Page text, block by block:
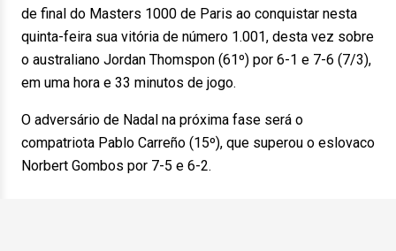
de final do Masters 1000 de Paris ao conquistar nesta
quinta-feira sua vitória de número 1.001, desta vez sobre
o australiano Jordan Thomspon (61º) por 6-1 e 7-6 (7/3),
em uma hora e 33 minutos de jogo.
O adversário de Nadal na próxima fase será o
compatriota Pablo Carreño (15º), que superou o eslovaco
Norbert Gombos por 7-5 e 6-2.